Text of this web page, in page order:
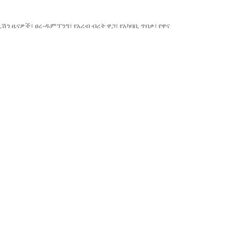
ዜናዎች፣ ፀረ-ዱምፕንግ፣ የአረብ ብረት ዋጋ፣ የአካባቢ ጥበቃ፣ የዋና